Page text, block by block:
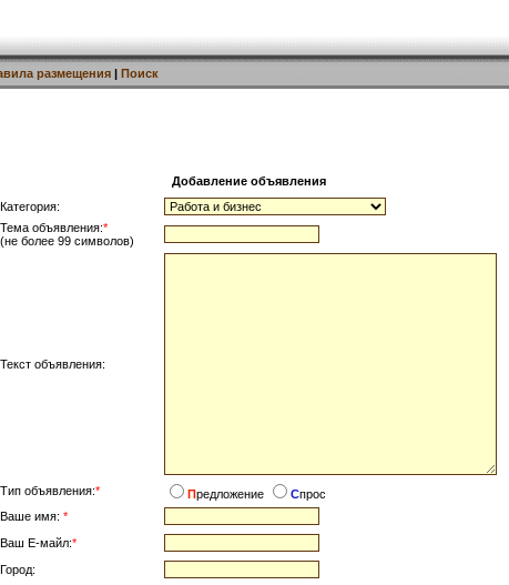
размещения | Поиск
Добавление объявления
Категория:
Тема объявления:*
(не более 99 символов)
Текст объявления:
Тип объявления:* Предложение Спрос
Ваше имя: *
Ваш Е-майл:*
Город: